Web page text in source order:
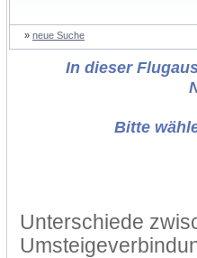
» neue Suche
In dieser
Bitte
Unterschiede